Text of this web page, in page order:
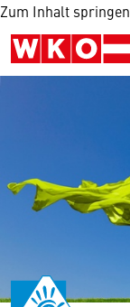
Zum Inhalt springen